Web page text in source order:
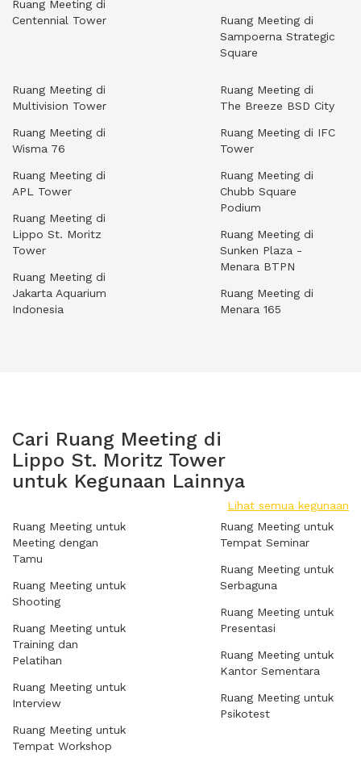
Ruang Meeting di
Centennial Tower
Ruang Meeting di
Sampoerna Strategic
Square
Ruang Meeting di
Multivision Tower
Ruang Meeting di
Wisma 76
Ruang Meeting di
APL Tower
Ruang Meeting di
Lippo St. Moritz
Tower
Ruang Meeting di
Jakarta Aquarium
Indonesia
Ruang Meeting di
The Breeze BSD City
Ruang Meeting di IFC
Tower
Ruang Meeting di
Chubb Square
Podium
Ruang Meeting di
Sunken Plaza -
Menara BTPN
Ruang Meeting di
Menara 165
Cari Ruang Meeting di
Lippo St. Moritz Tower
untuk Kegunaan Lainnya
Lihat semua kegunaan
Ruang Meeting untuk
Meeting dengan
Tamu
Ruang Meeting untuk
Shooting
Ruang Meeting untuk
Training dan
Pelatihan
Ruang Meeting untuk
Interview
Ruang Meeting untuk
Tempat Workshop
Ruang Meeting untuk
Tempat Seminar
Ruang Meeting untuk
Serbaguna
Ruang Meeting untuk
Presentasi
Ruang Meeting untuk
Kantor Sementara
Ruang Meeting untuk
Psikotest